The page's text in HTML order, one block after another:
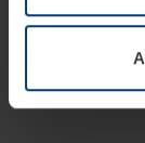
toestemming
wijzigen of